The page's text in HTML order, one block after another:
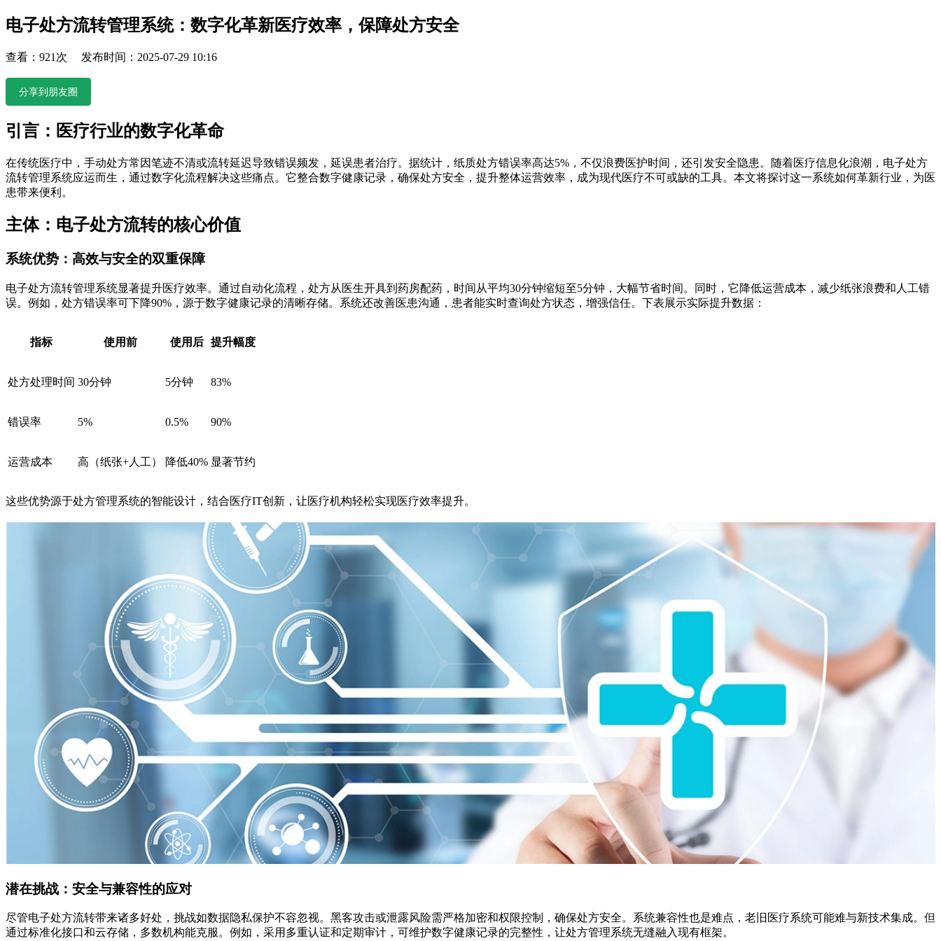
电子处方流转管理系统：数字化革新医疗效率，保障处方安全
查看：921次 发布时间：2025-07-29 10:16
分享到朋友圈
引言：医疗行业的数字化革命
在传统医疗中，手动处方常因笔迹不清或流转延迟导致错误频发，延误患者治疗。据统计，纸质处方错误率高达5%，不仅浪费医护时间，还引发安全隐患。随着医疗信息化浪潮，电子处方
流转管理系统应运而生，通过数字化流程解决这些痛点。它整合数字健康记录，确保处方安全，提升整体运营效率，成为现代医疗不可或缺的工具。本文将探讨这一系统如何革新行业，为医
患带来便利。
主体：电子处方流转的核心价值
系统优势：高效与安全的双重保障
电子处方流转管理系统显著提升医疗效率。通过自动化流程，处方从医生开具到药房配药，时间从平均30分钟缩短至5分钟，大幅节省时间。同时，它降低运营成本，减少纸张浪费和人工错
误。例如，处方错误率可下降90%，源于数字健康记录的清晰存储。系统还改善医患沟通，患者能实时查询处方状态，增强信任。下表展示实际提升数据：
指标 使用前 使用后 提升幅度
处方处理时间 30分钟 5分钟 83%
错误率 5% 0.5% 90%
运营成本 高（纸张+人工） 降低40% 显著节约
这些优势源于处方管理系统的智能设计，结合医疗IT创新，让医疗机构轻松实现医疗效率提升。
潜在挑战：安全与兼容性的应对
尽管电子处方流转带来诸多好处，挑战如数据隐私保护不容忽视。黑客攻击或泄露风险需严格加密和权限控制，确保处方安全。系统兼容性也是难点，老旧医疗系统可能难与新技术集成。但
通过标准化接口和云存储，多数机构能克服。例如，采用多重认证和定期审计，可维护数字健康记录的完整性，让处方管理系统无缝融入现有框架。